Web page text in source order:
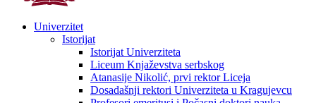
Univerzitet
Istorijat
Istorijat Univerziteta
Liceum Knjaževstva serbskog
Atanasije Nikolić, prvi rektor Liceja
Dosadašnji rektori Univerziteta u Kragujevcu